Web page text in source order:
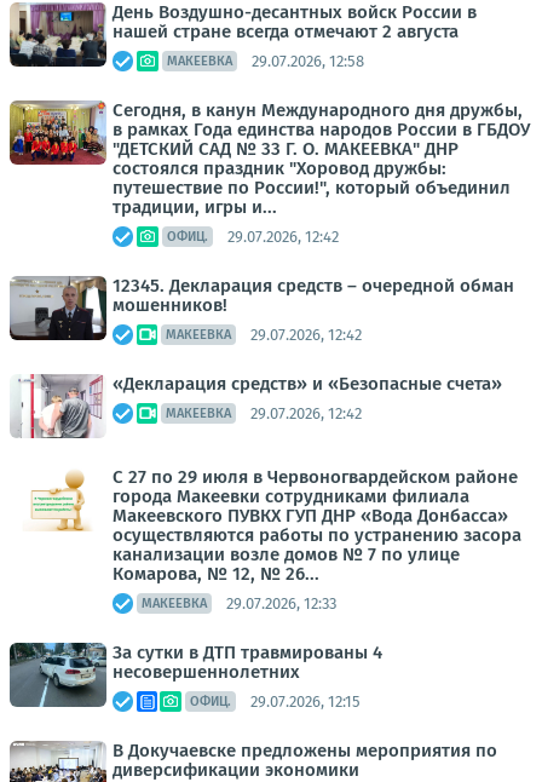
День Воздушно-десантных войск России в
нашей стране всегда отмечают 2 августа
МАКЕЕВКА 29.07.2026, 12:58
Сегодня, в канун Международного дня дружбы,
в рамках Года единства народов России в ГБДОУ
"ДЕТСКИЙ САД № 33 Г. О. МАКЕЕВКА" ДНР
состоялся праздник "Хоровод дружбы:
путешествие по России!", который объединил
традиции, игры и...
ОФИЦ. 29.07.2026, 12:42
12345. Декларация средств – очередной обман
мошенников!
МАКЕЕВКА 29.07.2026, 12:42
«Декларация средств» и «Безопасные счета»
МАКЕЕВКА 29.07.2026, 12:42
С 27 по 29 июля в Червоногвардейском районе
города Макеевки сотрудниками филиала
Макеевского ПУВКХ ГУП ДНР «Вода Донбасса»
осуществляются работы по устранению засора
канализации возле домов № 7 по улице
Комарова, № 12, № 26...
МАКЕЕВКА 29.07.2026, 12:33
За сутки в ДТП травмированы 4
несовершеннолетних
ОФИЦ. 29.07.2026, 12:15
В Докучаевске предложены мероприятия по
диверсификации экономики